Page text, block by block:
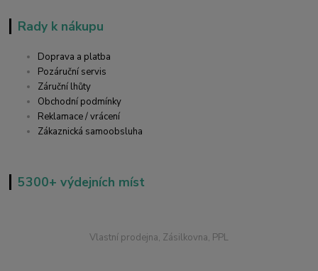
Rady k nákupu
Doprava a platba
Pozáruční servis
Záruční lhůty
Obchodní podmínky
Reklamace / vrácení
Zákaznická samoobsluha
5300+ výdejních míst
Vlastní prodejna, Zásilkovna, PPL